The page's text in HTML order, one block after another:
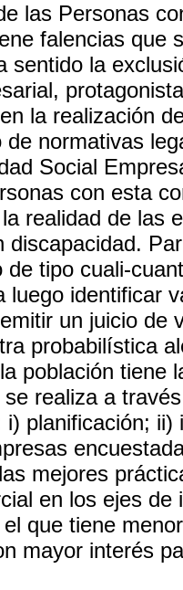
las Personas
falencias que
sentido la
la realización
de normativas
Social
con esta
realidad de las
discapacidad.
de tipo cuali-
luego identificar
un juicio de
probabilística
población tiene
realiza a
i) planificación;
mejores
en los ejes
que tiene
mayor interés